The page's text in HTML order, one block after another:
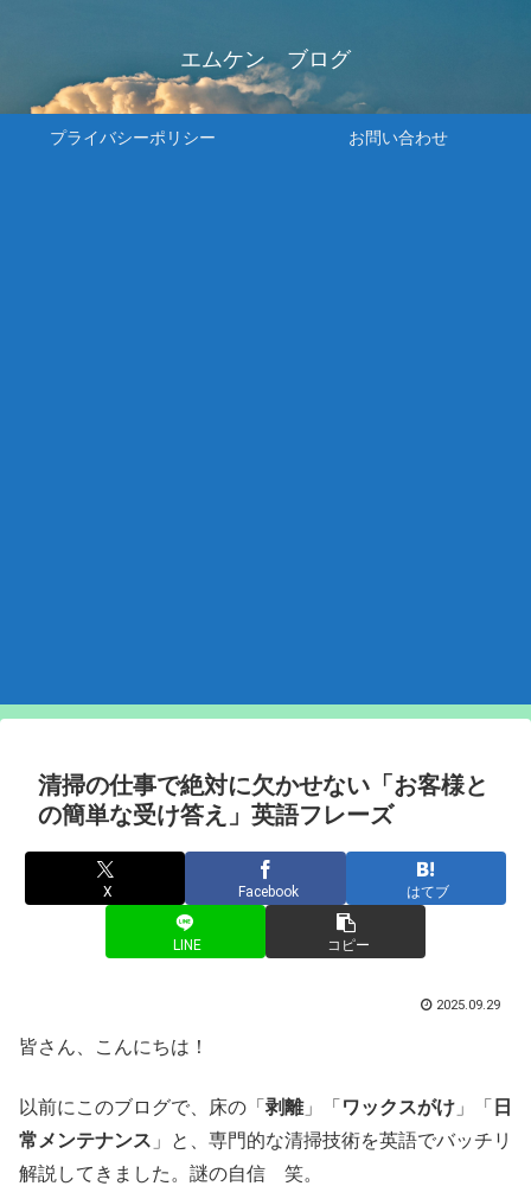
エムケン ブログ
プライバシーポリシー お問い合わせ
清掃の仕事で絶対に欠かせない「お客様と
の簡単な受け答え」英語フレーズ
X Facebook はてブ
LINE コピー
2025.09.29
皆さん、こんにちは！
以前にこのブログで、床の「剥離」「ワックスがけ 」「 日
常メンテナンス 」と、専門的な清掃技術を英語でバッチリ
解説してきました。謎の自信 笑。